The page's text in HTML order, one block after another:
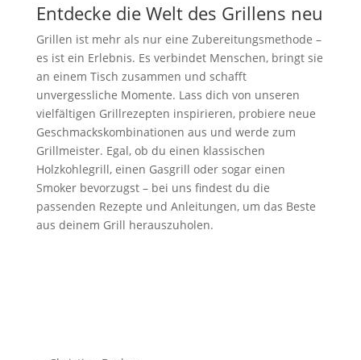
Entdecke die Welt des Grillens neu
Grillen ist mehr als nur eine Zubereitungsmethode –
es ist ein Erlebnis. Es verbindet Menschen, bringt sie
an einem Tisch zusammen und schafft
unvergessliche Momente. Lass dich von unseren
vielfältigen Grillrezepten inspirieren, probiere neue
Geschmackskombinationen aus und werde zum
Grillmeister. Egal, ob du einen klassischen
Holzkohlegrill, einen Gasgrill oder sogar einen
Smoker bevorzugst – bei uns findest du die
passenden Rezepte und Anleitungen, um das Beste
aus deinem Grill herauszuholen.